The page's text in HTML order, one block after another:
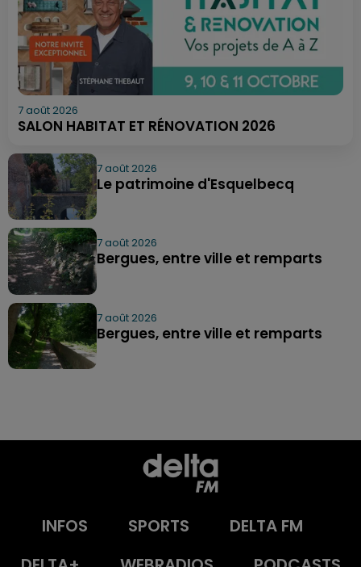
7 août 2026
SALON HABITAT ET RÉNOVATION 2026
7 août 2026
Le patrimoine d'Esquelbecq
7 août 2026
Bergues, entre ville et remparts
7 août 2026
Bergues, entre ville et remparts
INFOS SPORTS
DELTA FM